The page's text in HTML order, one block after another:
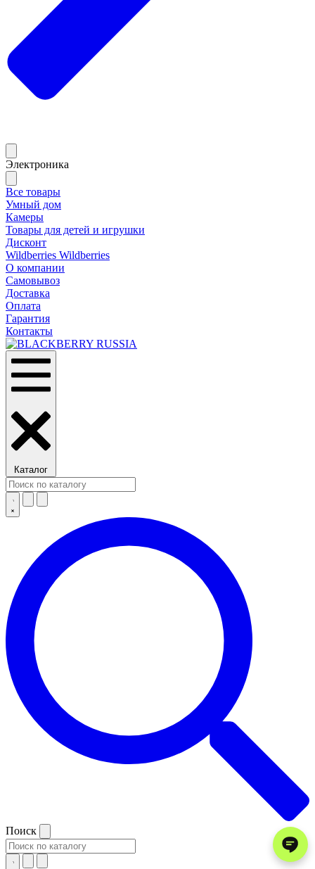
Электроника
Все товары
Умный дом
Камеры
Товары для детей и игрушки
Дисконт
Wildberries Wildberries
О компании
Самовывоз
Доставка
Оплата
Гарантия
Контакты
Каталог
Поиск